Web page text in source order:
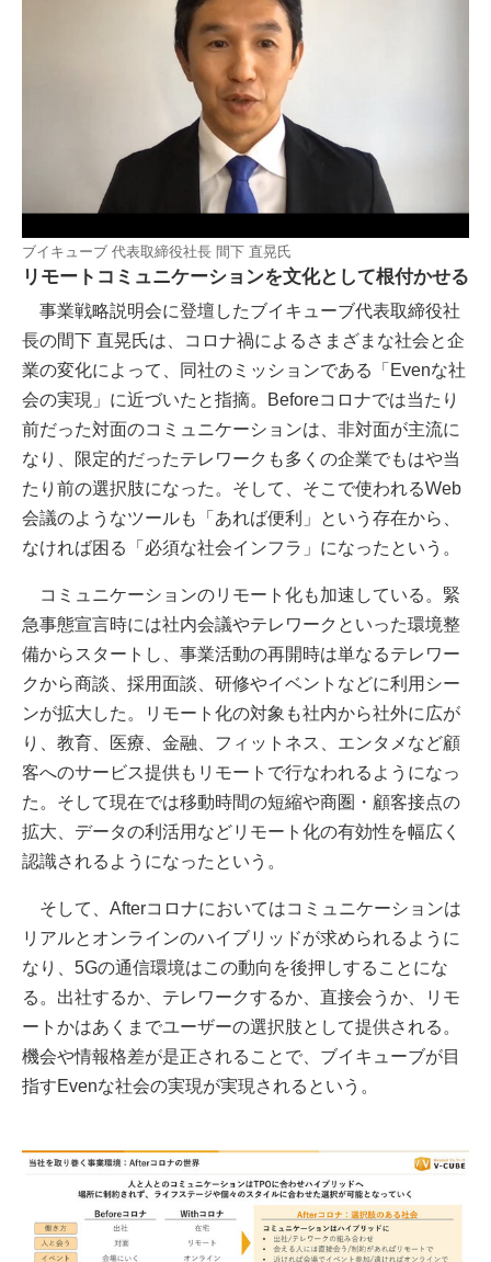
ブイキューブ 代表取締役社長 間下 直晃氏
リモートコミュニケーションを文化として根付かせる
事業戦略説明会に登壇したブイキューブ代表取締役社
長の間下 直晃氏は、コロナ禍によるさまざまな社会と企
業の変化によって、同社のミッションである「Evenな社
会の実現」に近づいたと指摘。Beforeコロナでは当たり
前だった対面のコミュニケーションは、非対面が主流に
なり、限定的だったテレワークも多くの企業でもはや当
たり前の選択肢になった。そして、そこで使われるWeb
会議のようなツールも「あれば便利」という存在から、
なければ困る「必須な社会インフラ」になったという。
コミュニケーションのリモート化も加速している。緊
急事態宣言時には社内会議やテレワークといった環境整
備からスタートし、事業活動の再開時は単なるテレワー
クから商談、採用面談、研修やイベントなどに利用シー
ンが拡大した。リモート化の対象も社内から社外に広が
り、教育、医療、金融、フィットネス、エンタメなど顧
客へのサービス提供もリモートで行なわれるようになっ
た。そして現在では移動時間の短縮や商圏・顧客接点の
拡大、データの利活用などリモート化の有効性を幅広く
認識されるようになったという。
そして、Afterコロナにおいてはコミュニケーションは
リアルとオンラインのハイブリッドが求められるように
なり、5Gの通信環境はこの動向を後押しすることにな
る。出社するか、テレワークするか、直接会うか、リモ
ートかはあくまでユーザーの選択肢として提供される。
機会や情報格差が是正されることで、ブイキューブが目
指すEvenな社会の実現が実現されるという。